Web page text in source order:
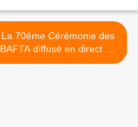
La 70ème Cérémonie des
BAFTA diffusé en direct ce
soir sur Paris Première >